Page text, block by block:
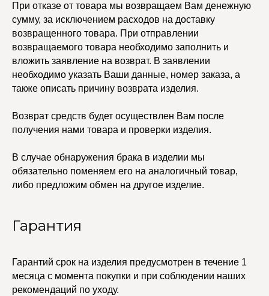
При отказе от товара мы возвращаем Вам денежную
сумму, за исключением расходов на доставку
возвращенного товара. При отправлении
возвращаемого товара необходимо заполнить и
вложить заявление на возврат. В заявлении
необходимо указать Ваши данные, номер заказа, а
также описать причину возврата изделия.
Возврат средств будет осуществлен Вам после
получения нами товара и проверки изделия.
В случае обнаружения брака в изделии мы
обязательно поменяем его на аналогичный товар,
либо предложим обмен на другое изделие.
Гарантия
Гарантий срок на изделия предусмотрен в течение 1
месяца с момента покупки и при соблюдении наших
рекомендаций по уходу.
В ПОДАРОК
УЧАСТВУЙТЕ В НАШЕЙ
СИСТЕМЕ ЛОЯЛЬНОСТИ
КАТАЛОГ
УСЛУГИ
ПОКУПАТЕЛЯМ
Браслеты
Колье
Каффы
Изделия на заказ
Упаковка
Сертификаты
Трансформеры
Регистрация